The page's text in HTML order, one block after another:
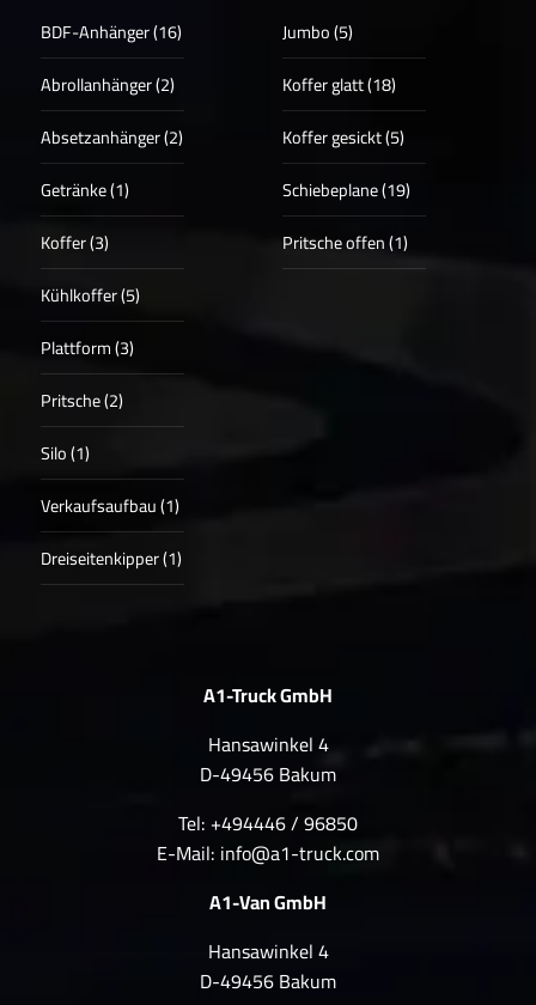
BDF-Anhänger (16)
Abrollanhänger (2)
Absetzanhänger (2)
Getränke (1)
Koffer (3)
Kühlkoffer (5)
Plattform (3)
Pritsche (2)
Silo (1)
Verkaufsaufbau (1)
Dreiseitenkipper (1)
Jumbo (5)
Koffer glatt (18)
Koffer gesickt (5)
Schiebeplane (19)
Pritsche offen (1)
A1-Truck GmbH
Hansawinkel 4
D-49456 Bakum
Tel: +494446 / 96850
E-Mail: info@a1-truck.com
A1-Van GmbH
Hansawinkel 4
D-49456 Bakum